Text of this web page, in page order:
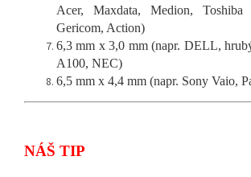
Acer, Maxdata, Medion, Toshiba
Gericom, Action)
6,3 mm x 3,0 mm (napr. DELL,
A100, NEC)
6,5 mm x 4,4 mm (napr. Sony Vaio,
NÁŠ TIP